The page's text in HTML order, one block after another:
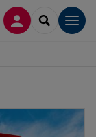
CONNEXION